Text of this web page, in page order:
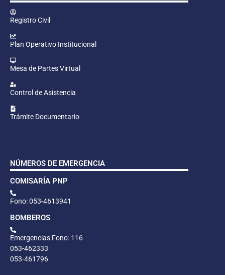
Registro Civil
Plan Operativo Institucional
Mesa de Partes Virtual
Control de Asistencia
Trámite Documentario
NÚMEROS DE EMERGENCIA
COMISARÍA PNP
Fono: 053-4613941
BOMBEROS
Emergencias Fono: 116
053-462333
053-461796